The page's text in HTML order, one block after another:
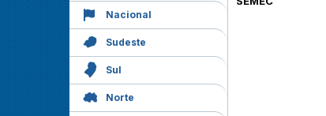
Nacional
Sudeste
Sul
Norte